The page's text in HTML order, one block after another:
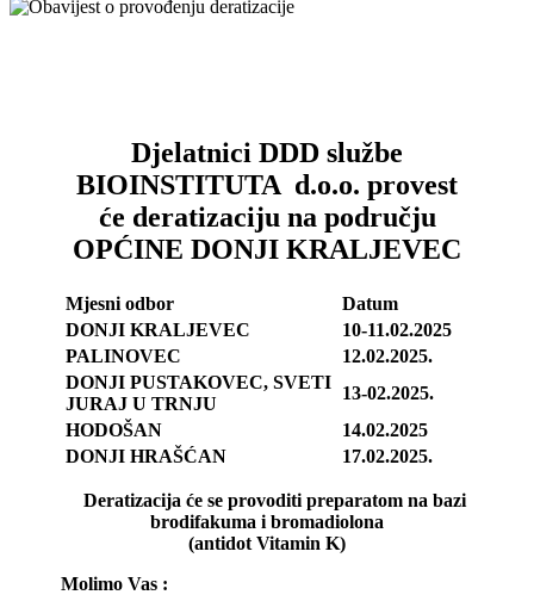
Djelatnici DDD službe
BIOINSTITUTA d.o.o. provest
će deratizaciju na području
OPĆINE DONJI KRALJEVEC
Mjesni odbor
Datum
DONJI KRALJEVEC
10-11.02.2025
PALINOVEC
12.02.2025.
DONJI PUSTAKOVEC, SVETI
JURAJ U TRNJU
13-02.2025.
HODOŠAN
14.02.2025
DONJI HRAŠĆAN
17.02.2025.
Deratizacija će se provoditi preparatom na bazi
brodifakuma i bromadiolona
(antidot Vitamin K)
Molimo Vas :